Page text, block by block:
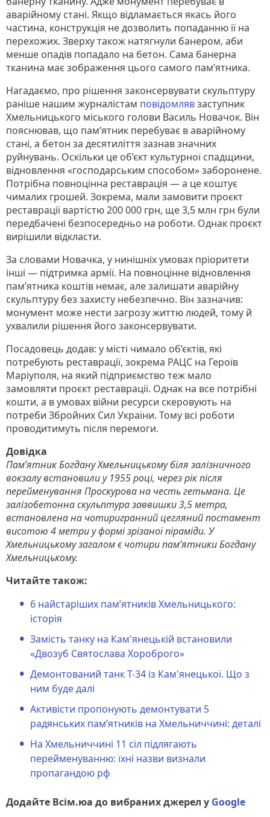
аварійному стані. Якщо відламається якась його
частина, конструкція не дозволить попаданню її на
перехожих. Зверху також натягнули банером, аби
менше опадів попадало на бетон. Сама банерна
тканина має зображення цього самого памʼятника.
Нагадаємо, про рішення законсервувати скульптуру
раніше нашим журналістам повідомлявзаступник
Хмельницького міського голови Василь Новачок. Він
пояснював, що пам’ятник перебуває в аварійному
стані, а бетон за десятиліття зазнав значних
руйнувань. Оскільки це об’єкт культурної спадщини,
відновлення «господарським способом» заборонене.
Потрібна повноцінна реставрація — а це коштує
чималих грошей. Зокрема, мали замовити проєкт
реставрації вартістю 200 000 грн, ще 3,5 млн грн були
передбачені безпосередньо на роботи. Однак проєкт
вирішили відкласти.
За словами Новачка, у нинішніх умовах пріоритети
інші — підтримка армії. На повноцінне відновлення
пам’ятника коштів немає, але залишати аварійну
скульптуру без захисту небезпечно. Він зазначив:
монумент може нести загрозу життю людей, тому й
ухвалили рішення його законсервувати.
Посадовець додав: у місті чимало об’єктів, які
потребують реставрації, зокрема РАЦС на Героїв
Маріуполя, на який підприємство теж мало
замовляти проєкт реставрації. Однак на все потрібні
кошти, а в умовах війни ресурси скеровують на
потреби Збройних Сил України. Тому всі роботи
проводитимуть після перемоги.
Довідка
Пам’ятник Богдану Хмельницькому біля залізничного
вокзалу встановили у 1955 році, через рік після
перейменування Проскурова на честь гетьмана. Це
залізобетонна скульптура заввишки 3,5 метра,
встановлена на чотиригранний цегляний постамент
висотою 4 метри у формі зрізаної піраміди. У
Хмельницькому загалом є чотири пам’ятники Богдану
Хмельницькому.
Читайте також:
6 найстаріших пам’ятників Хмельницького:
історія
Замість танку на Кам'янецькій встановили
«Двозуб Святослава Хороброго»
Демонтований танк Т-34 із Кам'янецької. Що з
ним буде далі
Активісти пропонують демонтувати 5
радянських пам’ятників на Хмельниччині: деталі
На Хмельниччині 11 сіл підлягають
перейменуванню: їхні назви визнали
пропагандою рф
Додайте Всім.юа до вибраних джерел у Google